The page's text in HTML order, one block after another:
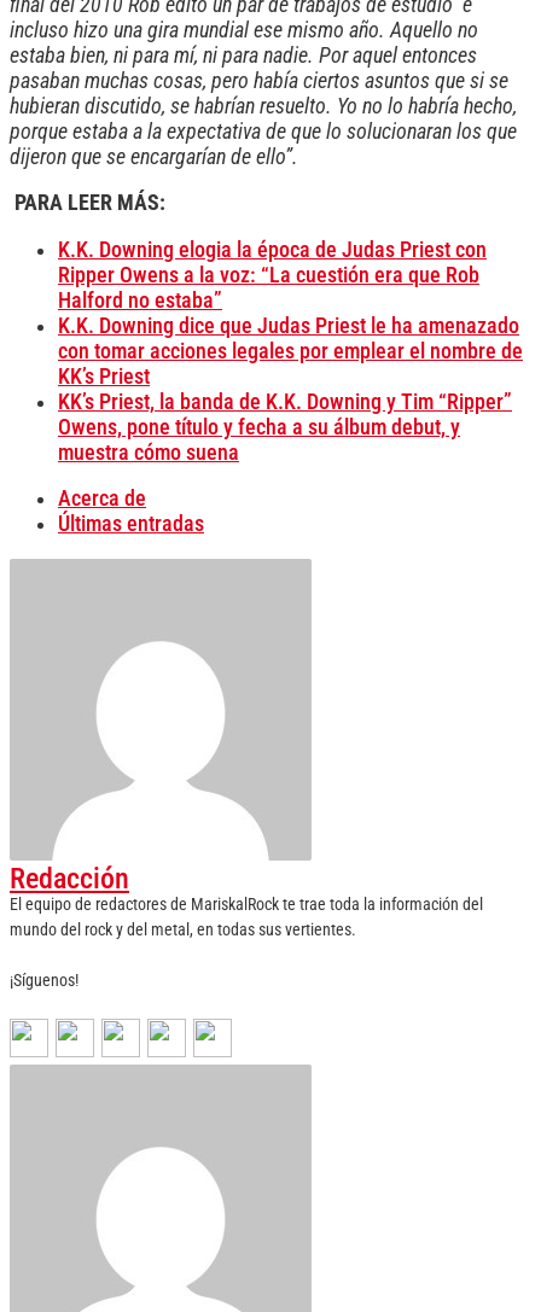
incluso hizo una gira mundial ese mismo año. Aquello no
estaba bien, ni para mí, ni para nadie. Por aquel entonces
pasaban muchas cosas, pero había ciertos asuntos que si se
hubieran discutido, se habrían resuelto. Yo no lo habría hecho,
porque estaba a la expectativa de que lo solucionaran los que
dijeron que se encargarían de ello”.
PARA LEER MÁS:
K.K. Downing elogia la época de Judas Priest con
Ripper Owens a la voz: “La cuestión era que Rob
Halford no estaba”
K.K. Downing dice que Judas Priest le ha amenazado
con tomar acciones legales por emplear el nombre de
KK’s Priest
KK’s Priest, la banda de K.K. Downing y Tim “Ripper”
Owens, pone título y fecha a su álbum debut, y
muestra cómo suena
Acerca de
Últimas entradas
Redacción
El equipo de redactores de MariskalRock te trae toda la información del
mundo del rock y del metal, en todas sus vertientes.
¡Síguenos!